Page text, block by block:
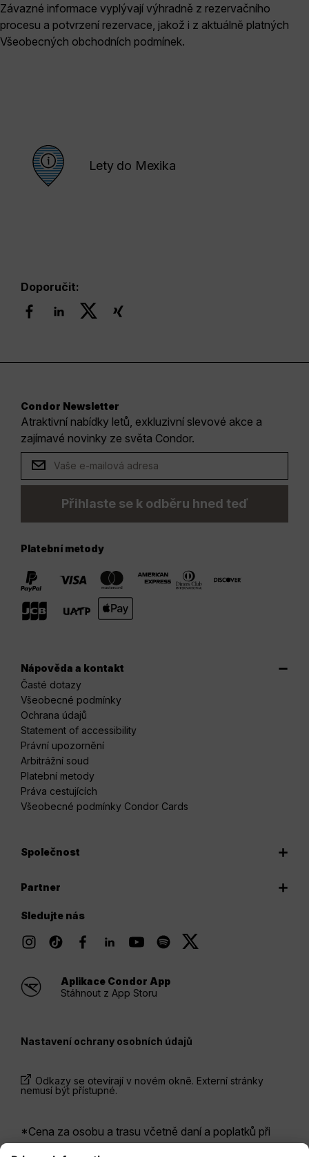
Závazné informace vyplývají výhradně z rezervačního
procesu a potvrzení rezervace, jakož i z aktuálně platných
Všeobecných obchodních podmínek.
Lety do Mexika
Doporučit:
Condor Newsletter
Atraktivní nabídky letů, exkluzivní slevové akce a
zajímavé novinky ze světa Condor.
Přihlaste se k odběru hned teď
Platební metody
Nápověda a kontakt
Časté dotazy
Všeobecné podmínky
Ochrana údajů
Statement of accessibility
Právní upozornění
Arbitrážní soud
Platební metody
Práva cestujících
Všeobecné podmínky Condor Cards
Společnost
Partner
Sledujte nás
Aplikace Condor App
Stáhnout z App Storu
Nastavení ochrany osobních údajů
Odkazy se otevírají v novém okně. Externí stránky
nemusí být přístupné.
*Cena za osobu a trasu včetně daní a poplatků při